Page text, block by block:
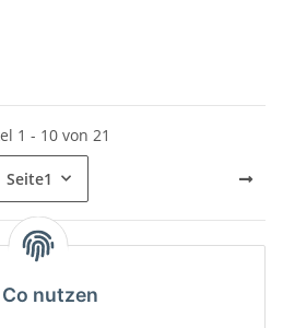
nutzen
1 - 10 von 21
Seite1